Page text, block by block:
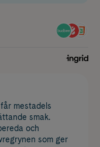
mestadels
smak.
och
som ger